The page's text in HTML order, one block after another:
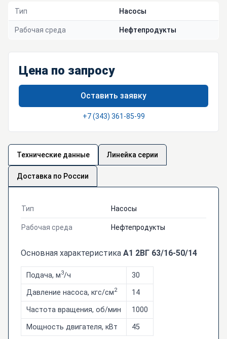
Тип Насосы
Рабочая среда Нефтепродукты
Цена по запросу
Оставить заявку
+7 (343) 361-85-99
Технические данные Линейка серии
Доставка по России
Тип Насосы
Рабочая среда Нефтепродукты
Основная характеристика А1 2ВГ 63/16-50/14
Подача, м3/ч
30
Давление насоса, кгс/см2
14
Частота вращения, об/мин
1000
Мощность двигателя, кВт
45